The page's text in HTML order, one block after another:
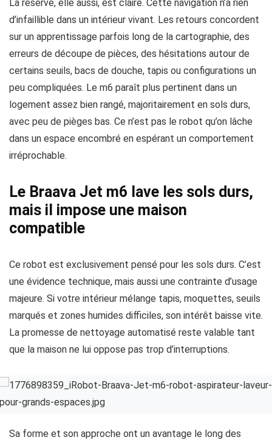
La réserve, elle aussi, est claire. Cette navigation n’a rien
d’infaillible dans un intérieur vivant. Les retours concordent
sur un apprentissage parfois long de la cartographie, des
erreurs de découpe de pièces, des hésitations autour de
certains seuils, bacs de douche, tapis ou configurations un
peu compliquées. Le m6 paraît plus pertinent dans un
logement assez bien rangé, majoritairement en sols durs,
avec peu de pièges bas. Ce n’est pas le robot qu’on lâche
dans un espace encombré en espérant un comportement
irréprochable.
Le Braava Jet m6 lave les sols durs,
mais il impose une maison
compatible
Ce robot est exclusivement pensé pour les sols durs. C’est
une évidence technique, mais aussi une contrainte d’usage
majeure. Si votre intérieur mélange tapis, moquettes, seuils
marqués et zones humides difficiles, son intérêt baisse vite.
La promesse de nettoyage automatisé reste valable tant
que la maison ne lui oppose pas trop d’interruptions.
Sa forme et son approche ont un avantage le long des